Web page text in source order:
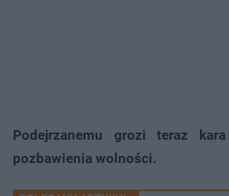
Podejrzanemu grozi teraz
pozbawienia wolności.